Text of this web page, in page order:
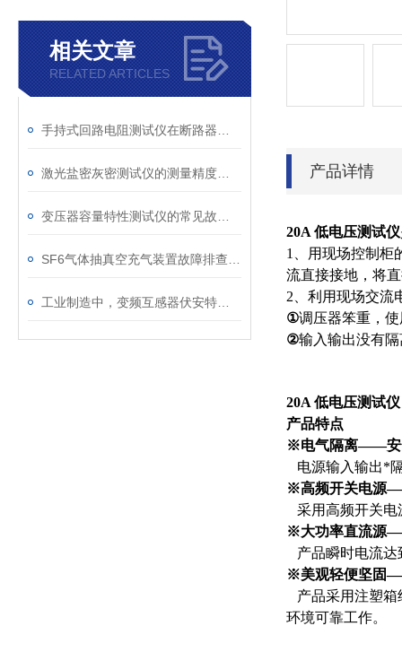
相关文章
RELATED ARTICLES
产品详情
20A 低电压测试仪
1、用现场控制柜
流直接接地，将
2、利用现场交流
①调压器笨重，
②输入输出没有
20A 低电压测试仪
产品特点
※电气隔离——安
电源输入输出*
※高频开关电源
采用高频开关电
※大功率直流源
产品瞬时电流达
※美观轻便坚固
产品采用注塑箱
环境可靠工作。